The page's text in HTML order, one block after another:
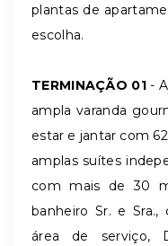
plantas de
escolha.
TERMINAÇÃO 01-
ampla varanda
estar e jantar com
amplas suítes
com mais de 30
banheiro Sr. e Sra.,
área de serviço,